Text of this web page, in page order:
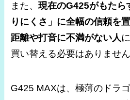
また、現在のG425がもたら
りにくさ」に全幅の信頼を
距離や打音に不満がない人
買い替える必要はありません
G425 MAXは、極薄のドラ